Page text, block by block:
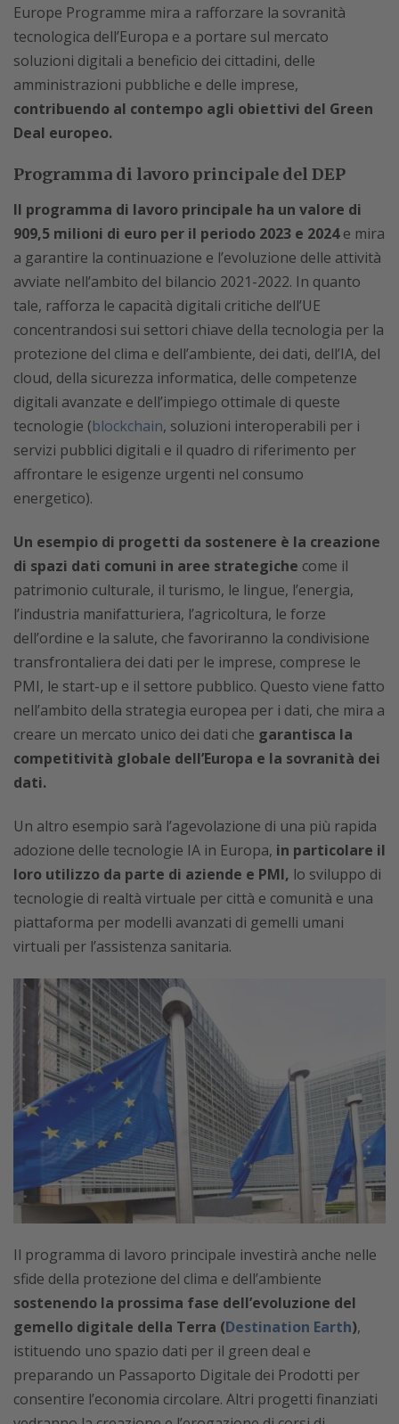
Europe Programme mira a rafforzare la sovranità
tecnologica dell’Europa e a portare sul mercato
soluzioni digitali a beneficio dei cittadini, delle
amministrazioni pubbliche e delle imprese,
contribuendo al contempo agli obiettivi del Green
Deal europeo.
Programma di lavoro principale del DEP
Il programma di lavoro principale ha un valore di
909,5 milioni di euro per il periodo 2023 e 2024e mira
a garantire la continuazione e l’evoluzione delle attività
avviate nell’ambito del bilancio 2021-2022. In quanto
tale, rafforza le capacità digitali critiche dell’UE
concentrandosi sui settori chiave della tecnologia per la
protezione del clima e dell’ambiente, dei dati, dell’IA, del
cloud, della sicurezza informatica, delle competenze
digitali avanzate e dell’impiego ottimale di queste
tecnologie (blockchain, soluzioni interoperabili per i
servizi pubblici digitali e il quadro di riferimento per
affrontare le esigenze urgenti nel consumo
energetico).
Un esempio di progetti da sostenere è la creazione
di spazi dati comuni in aree strategiche come il
patrimonio culturale, il turismo, le lingue, l’energia,
l’industria manifatturiera, l’agricoltura, le forze
dell’ordine e la salute, che favoriranno la condivisione
transfrontaliera dei dati per le imprese, comprese le
PMI, le start-up e il settore pubblico. Questo viene fatto
nell’ambito della strategia europea per i dati, che mira a
creare un mercato unico dei dati che garantisca la
competitività globale dell’Europa e la sovranità dei
dati.
Un altro esempio sarà l’agevolazione di una più rapida
adozione delle tecnologie IA in Europa, in particolare il
loro utilizzo da parte di aziende e PMI, lo sviluppo di
tecnologie di realtà virtuale per città e comunità e una
piattaforma per modelli avanzati di gemelli umani
virtuali per l’assistenza sanitaria.
Il programma di lavoro principale investirà anche nelle
sfide della protezione del clima e dell’ambiente
sostenendo la prossima fase dell’evoluzione del
gemello digitale della Terra (Destination Earth),
istituendo uno spazio dati per il green deal e
preparando un Passaporto Digitale dei Prodotti per
consentire l’economia circolare. Altri progetti finanziati